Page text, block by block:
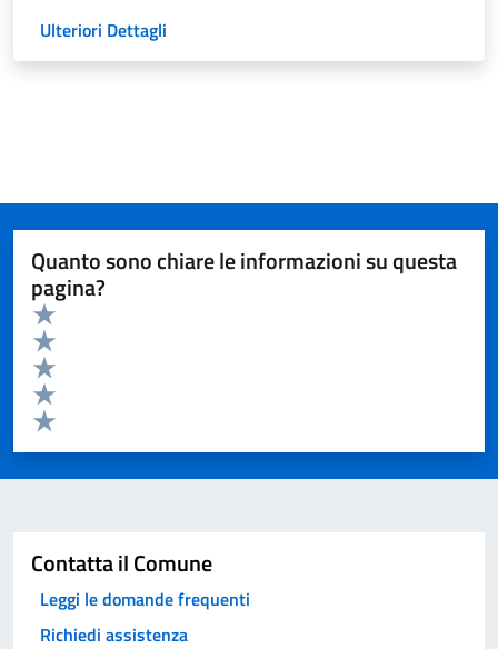
Ulteriori Dettagli
Quanto sono chiare le informazioni su questa
pagina?
Valuta da 1 a 5 stelle la pagina
Valuta 5 stelle su 5
Valuta 4 stelle su 5
Valuta 3 stelle su 5
Valuta 2 stelle su 5
Valuta 1 stelle su 5
Contatta il Comune
Leggi le domande frequenti
Richiedi assistenza